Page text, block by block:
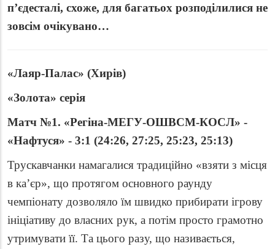
п’єдесталі, схоже, для багатьох розподілилися не
зовсім очікувано…
«Лаяр-Палас» (Хирів)
«Золота» серія
Матч №1. «Регіна-МЕГУ-ОШВСМ-КОСЛ» -
«Нафтуся» - 3:1 (24:26, 27:25, 25:23, 25:13)
Трускавчанки намагалися традиційно «взяти з місця
в ка’єр», що протягом основного раунду
чемпіонату дозволяло їм швидко прибирати ігрову
ініціативу до власних рук, а потім просто грамотно
утримувати її. Та цього разу, що називається,